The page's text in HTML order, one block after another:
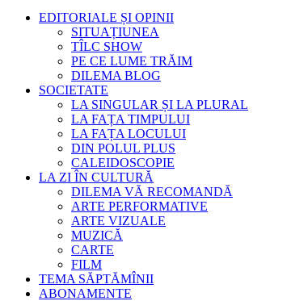
EDITORIALE ȘI OPINII
SITUAȚIUNEA
TÎLC SHOW
PE CE LUME TRĂIM
DILEMA BLOG
SOCIETATE
LA SINGULAR ȘI LA PLURAL
LA FAȚA TIMPULUI
LA FAȚA LOCULUI
DIN POLUL PLUS
CALEIDOSCOPIE
LA ZI ÎN CULTURĂ
DILEMA VĂ RECOMANDĂ
ARTE PERFORMATIVE
ARTE VIZUALE
MUZICĂ
CARTE
FILM
TEMA SĂPTĂMÎNII
ABONAMENTE